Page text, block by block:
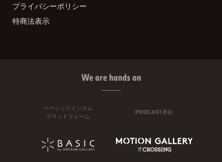
プライバシーポリシー
特商法表示
We are hands on
ベーシックインカム
プラットフォーム
PODCAST番組